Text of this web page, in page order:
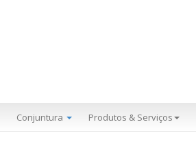
Conjuntura Produtos & Serviços